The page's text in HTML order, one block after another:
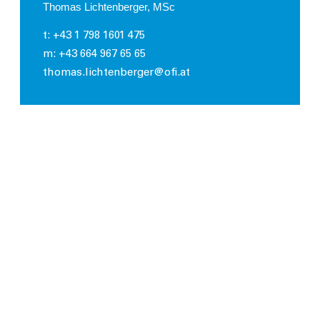
Thomas Lichtenberger, MSc
t: +43 1 798 1601 475
m: +43 664 967 65 65
thomas.lichtenberger@ofi.at